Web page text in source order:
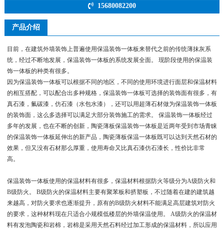
15680082200
产品介绍
目前，在建筑外墙装饰上普遍使用保温装饰一体板来替代之前的传统薄抹灰系
统，经过不断地发展，保温装饰一体板的系统发展全面。 现阶段使用的保温装
饰一体板的种类有很多。
因为保温装饰一体板可以根据不同的地区，不同的使用环境进行面层和保温材料
的相互搭配，可以配合出多种规格，保温装饰一体板可选择的装饰面有很多，有
真石漆，氟碳漆，仿石漆（水包水漆），还可以用超薄石材做为保温装饰一体板
的装饰面，这么多选择可以满足大部分装饰施工的需求。 保温装饰一体板经过
多年的发展，也在不断的创新，陶瓷薄板保温装饰一体板是近两年受到市场青睐
的保温装饰一体板延伸出的新产品，陶瓷薄板保温一体板既可以达到天然石材的
效果，但又没有石材那么厚重，使用寿命又比真石漆仿石漆长，性价比非常
高。
保温装饰一体板使用的保温材料有很多，保温材料根据防火等级分为A级防火和
B级防火。 B级防火的保温材料主要有聚苯板和挤塑板，不过随着在建的建筑越
来越高，对防火要求也逐渐提升，原有的B级防火材料不能满足高层建筑对防火
的要求，这种材料现在只适合小规模低楼层的外墙保温使用。 A级防火的保温材
料有发泡陶瓷和岩棉，岩棉是采用天然石料经过加工形成的保温材料，所以应用